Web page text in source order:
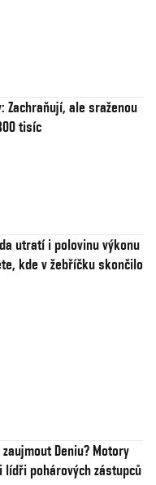
Zachraňují, ale sraženou
tisíc
utratí i polovinu výkonu
kde v žebříčku skončilo
Deniu? Motory
lídři pohárových zástupců